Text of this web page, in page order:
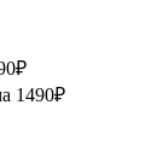
1490₽